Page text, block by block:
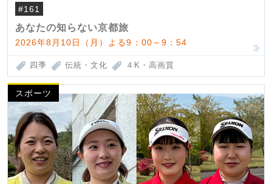
#161
あなたの知らない京都旅
2026年8月10日（月）よる9：00～9：54
四季 伝統・文化 ４K・高画質
スポーツ